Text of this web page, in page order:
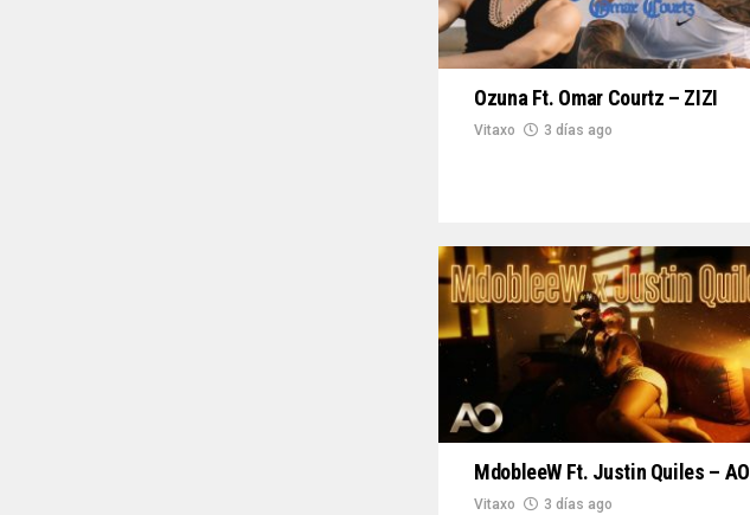
Ozuna Ft. Omar Courtz – ZIZI
Vitaxo 3 días ago
MdobleeW Ft. Justin Quiles – AO
Vitaxo 3 días ago